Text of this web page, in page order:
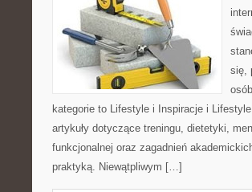
się,
kategorie to Lifestyle i Inspiracje i
artykuły dotyczące treningu, dietetyki,
funkcjonalnej oraz zagadnień
praktyką. Niewątpliwym […]